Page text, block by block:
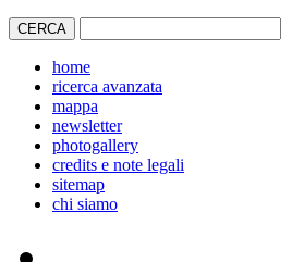
home
ricerca avanzata
mappa
newsletter
photogallery
credits e note legali
sitemap
chi siamo